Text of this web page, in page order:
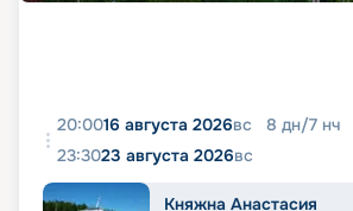
20:0016 августа 2026вс 8 дн/7 нч
23:3023 августа 2026вс
Княжна Анастасия